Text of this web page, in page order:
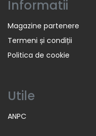
Informatii
Magazine partenere
Termeni și condiții
Politica de cookie
Utile
ANPC